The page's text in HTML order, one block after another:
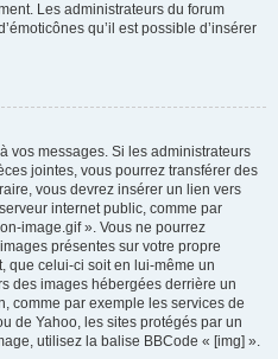
Les administrateurs du forum
qu’il est possible d’insérer
vos messages. Si les administrateurs
jointes, vous pourrez transférer des
vous devrez insérer un lien vers
internet public, comme par
image.gif ». Vous ne pourrez
présentes sur votre propre
que celui-ci soit en lui-même un
des images hébergées derrière un
comme par exemple les services de
de Yahoo, les sites protégés par un
utilisez la balise BBCode « [img] ».